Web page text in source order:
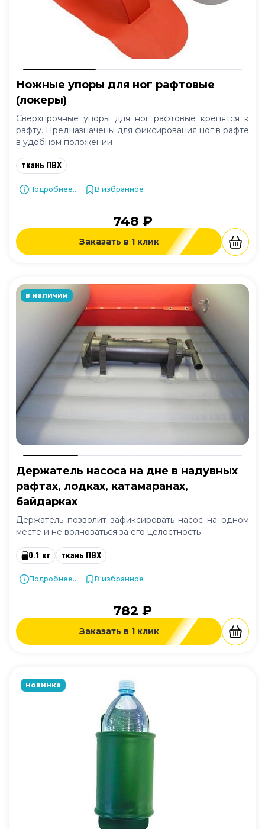
Ножные упоры для ног рафтовые
(локеры)
Сверхпрочные упоры для ног рафтовые крепятся к
рафту. Предназначены для фиксирования ног в рафте
в удобном положении
ткань ПВХ
Подробнее... В избранное
748 ₽
Заказать в 1 клик
в наличии
Держатель насоса на дне в надувных
рафтах, лодках, катамаранах,
байдарках
Держатель позволит зафиксировать насос на одном
месте и не волноваться за его целостность
0.1 кг ткань ПВХ
Подробнее... В избранное
782 ₽
Заказать в 1 клик
новинка